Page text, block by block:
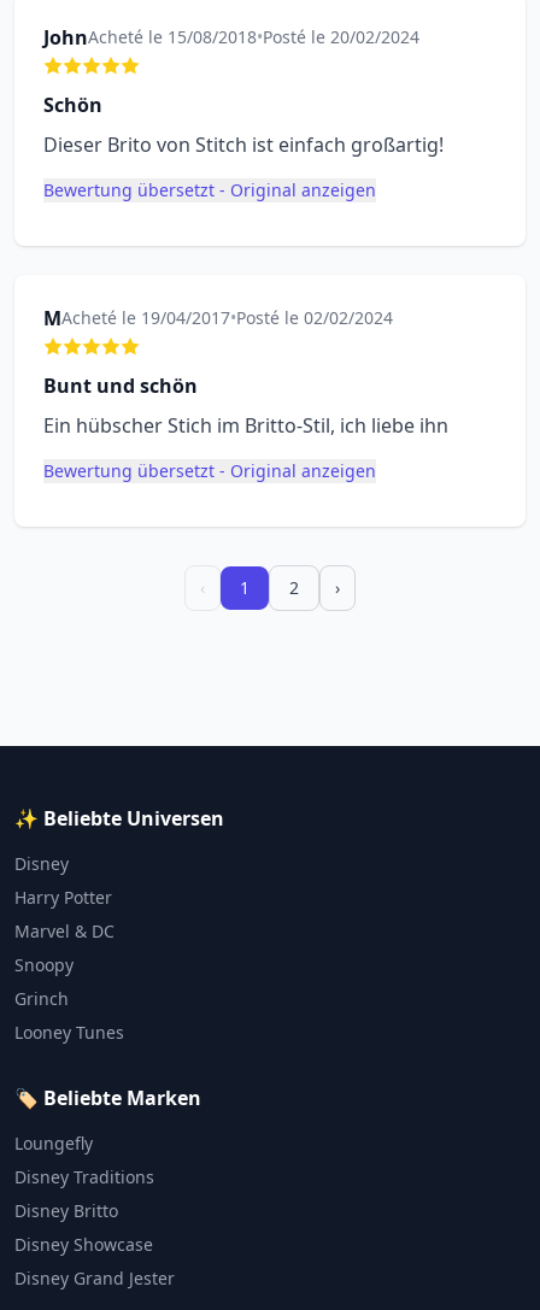
JohnAcheté le 15/08/2018•Posté le 20/02/2024
Schön
Dieser Brito von Stitch ist einfach großartig!
Bewertung übersetzt - Original anzeigen
MAcheté le 19/04/2017•Posté le 02/02/2024
Bunt und schön
Ein hübscher Stich im Britto-Stil, ich liebe ihn
Bewertung übersetzt - Original anzeigen
‹ 1 2 ›
✨ Beliebte Universen
Disney
Harry Potter
Marvel & DC
Snoopy
Grinch
Looney Tunes
🏷️ Beliebte Marken
Loungefly
Disney Traditions
Disney Britto
Disney Showcase
Disney Grand Jester